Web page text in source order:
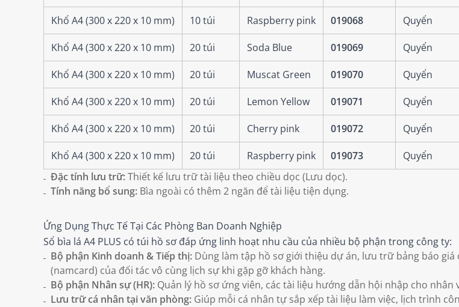
Khổ A4 (300 x 220 x 10 mm) 10 túi Raspberry pink 019068 Quyển
Khổ A4 (300 x 220 x 10 mm) 20 túi Soda Blue 019069 Quyển
Khổ A4 (300 x 220 x 10 mm) 20 túi Muscat Green 019070 Quyển
Khổ A4 (300 x 220 x 10 mm) 20 túi Lemon Yellow 019071 Quyển
Khổ A4 (300 x 220 x 10 mm) 20 túi Cherry pink 019072 Quyển
Khổ A4 (300 x 220 x 10 mm) 20 túi Raspberry pink 019073
Quyển
Đặc tính lưu trữ:Thiết kế lưu trữ tài liệu theo chiều dọc (Lưu dọc).
Tính năng bổ sung: Bìa ngoài có thêm 2 ngăn để tài liệu tiện dụng.
Ứng Dụng Thực Tế Tại Các Phòng Ban Doanh Nghiệp
Sổ bìa lá A4 PLUS có túi hồ sơ đáp ứng linh hoạt nhu cầu của nhiều bộ phận trong công ty:
Bộ phận Kinh doanh & Tiếp thị: Dùng làm tập hồ sơ giới thiệu dự án, lưu trữ bảng báo
(namcard) của đối tác vô cùng lịch sự khi gặp gỡ khách hàng.
Bộ phận Nhân sự (HR): Quản lý hồ sơ ứng viên, các tài liệu hướng dẫn hội nhập cho
Lưu trữ cá nhân tại văn phòng: Giúp mỗi cá nhân tự sắp xếp tài liệu làm việc, lịch trình